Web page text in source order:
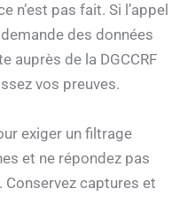
n’est pas fait. Si l’appel
des données
auprès de la DGCCRF
vos preuves.
exiger un filtrage
et ne répondez pas
captures et